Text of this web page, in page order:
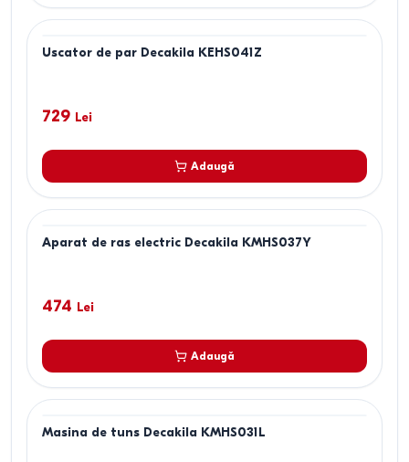
Uscator de par Decakila KEHS041Z
729 Lei
Adaugă
Aparat de ras electric Decakila KMHS037Y
474 Lei
Adaugă
Masina de tuns Decakila KMHS031L